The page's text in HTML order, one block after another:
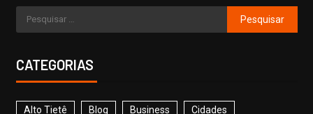
CATEGORIAS
Alto Tietê Blog Business Cidades